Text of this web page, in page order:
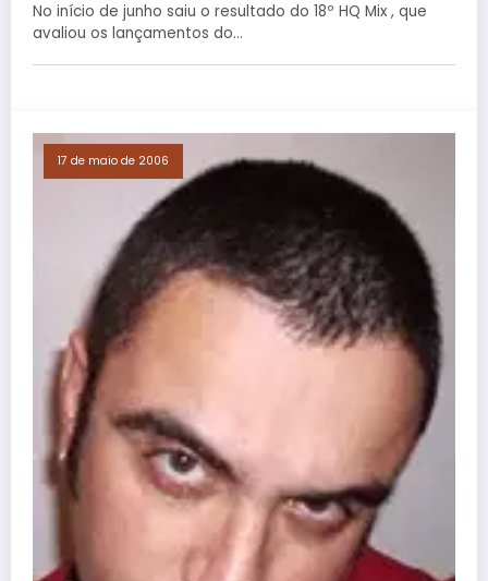
No início de junho saiu o resultado do 18º HQ Mix , que
avaliou os lançamentos do…
17 de maio de 2006